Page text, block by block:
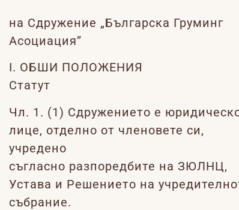
на Сдружение „Българска Груминг
Асоциация”
I. ОБШИ ПОЛОЖЕНИЯ
Статут
Чл. 1. (1) Сдружението е
лице, отделно от членовете си,
учредено
съгласно разпоредбите на ЗЮЛНЦ,
Устава и Решението на
събрание.